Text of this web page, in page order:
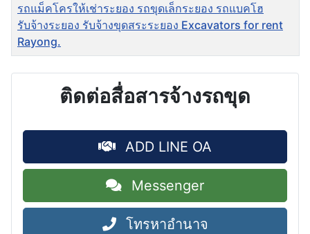
ชื่อ
รถแม็คโครให้เช่าระยอง รถขุดเล็กระยอง รถแบคโฮ
รับจ้างระยอง รับจ้างขุดสระระยอง Excavators for rent
Rayong.
ติดต่อสื่อสารจ้างรถขุด
ADD LINE OA
Messenger
โทรหาอำนาจ